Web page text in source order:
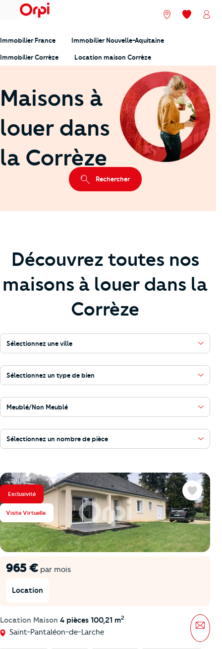
menu Nos agences
Mes
Immobilier France Immobilier Nouvelle-Aquitaine
Immobilier Corrèze Location maison Corrèze
Maisons à
louer dans
la Corrèze
Rechercher
Découvrez toutes nos
maisons à louer dans la
Corrèze
Sélectionnez une ville
Sélectionnez un type de bien
Meublé/Non Meublé
Sélectionnez un nombre de pièce
Exclusivité
Visite Virtuelle
965 € par mois
Location
Location Maison 4 pièces 100,21 m2
Saint-Pantaléon-de-Larche
Favoris